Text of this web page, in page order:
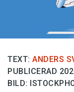
TEXT: ANDERS
PUBLICERAD
BILD: